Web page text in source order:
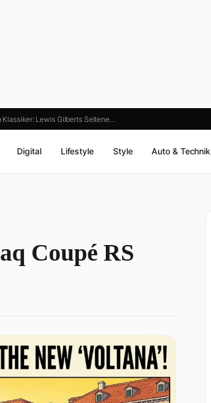
Klassiker: Lewis Gilberts Seltene…
Digital Lifestyle Style Auto & Technik
Coupé RS